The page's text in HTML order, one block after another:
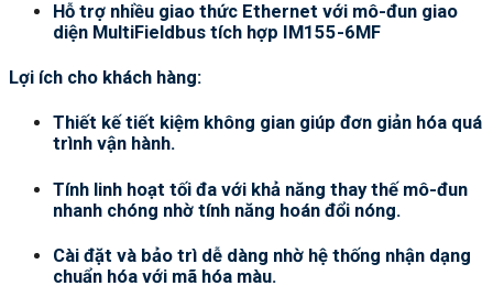
Hỗ trợ nhiều giao thức Ethernet với mô-đun giao
diện MultiFieldbus tích hợp IM155-6MF
Lợi ích cho khách hàng:
Thiết kế tiết kiệm không gian giúp đơn giản hóa quá
trình vận hành.
Tính linh hoạt tối đa với khả năng thay thế mô-đun
nhanh chóng nhờ tính năng hoán đổi nóng.
Cài đặt và bảo trì dễ dàng nhờ hệ thống nhận dạng
chuẩn hóa với mã hóa màu.